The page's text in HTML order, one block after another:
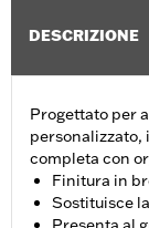
DESCRIZIONE
Progettato per
personalizzato,
completa con
Finitura in
Sostituisce